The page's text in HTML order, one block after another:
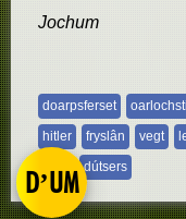
D’UM
Jochum
doarpsferset
hitler
fryslân vegt
dútsers